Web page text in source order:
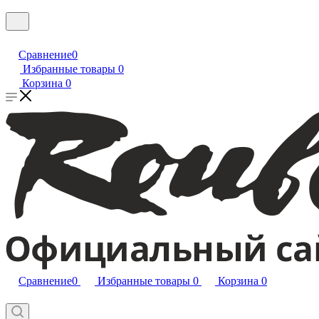
Сравнение0
Избранные товары 0
Корзина 0
Сравнение0 Избранные товары 0 Корзина 0